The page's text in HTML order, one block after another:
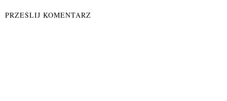
PRZEŚLIJ KOMENTARZ